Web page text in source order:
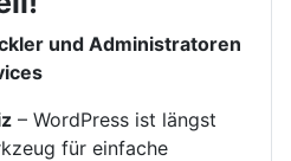
und Administratoren
– WordPress ist längst
für einfache